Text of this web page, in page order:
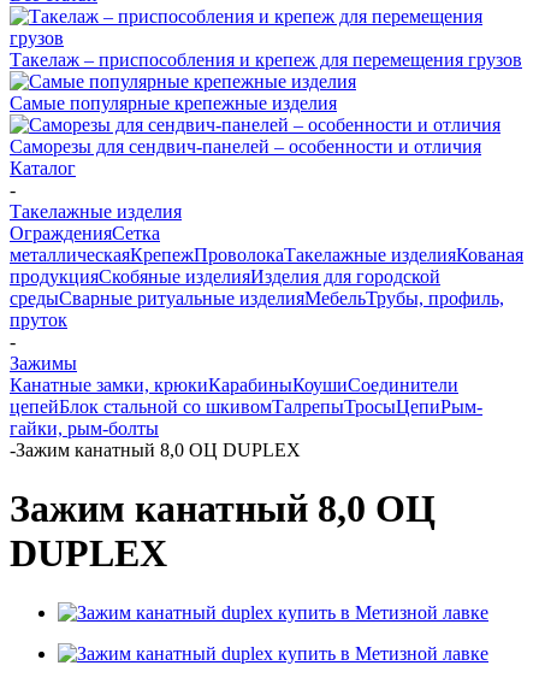
Такелаж – приспособления и крепеж для перемещения грузов
Самые популярные крепежные изделия
Саморезы для сендвич-панелей – особенности и отличия
Каталог
-
Такелажные изделия
ОгражденияСетка
металлическаяКрепежПроволокаТакелажные изделияКованая
продукцияСкобяные изделияИзделия для городской
средыСварные ритуальные изделияМебельТрубы, профиль,
пруток
-
Зажимы
Канатные замки, крюкиКарабиныКоушиСоединители
цепейБлок стальной со шкивомТалрепыТросыЦепиРым-
гайки, рым-болты
-Зажим канатный 8,0 ОЦ DUPLEX
Зажим канатный 8,0 ОЦ
DUPLEX